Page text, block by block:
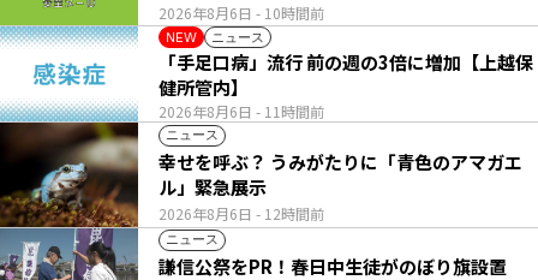
2026年8月6日 - 10時間前
NEW ニュース
2026年8月6日 - 11時間前
「手足口病」流行 前の週の3倍に増加【上越保
健所管内】
ニュース
2026年8月6日 - 12時間前
幸せを呼ぶ？ うみがたりに「青色のアマガエ
ル」緊急展示
ニュース
謙信公祭をPR！春日中生徒がのぼり旗設置